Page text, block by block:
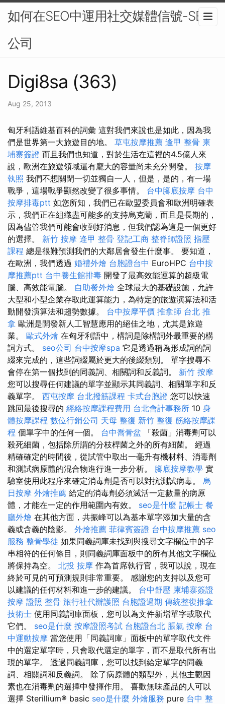
如何在SEO中運用社交媒體信號-SEO
公司
Digi8sa (363)
Aug 25, 2013
匈牙利語維基百科的詞彙 這對我們來說也是如此，因為我
們是世界第一大旅遊目的地。 草屯按摩推薦 逢甲 整骨 柬
埔寨簽證 而且我們也知道，對於生活在這裡的4.5億人來
說，歐洲在旅遊領域還有龐大的容量尚未充分開發。 按摩
執照 我們不想關閉一切並獨自一人，但是，是的，有一場
戰爭，這場戰爭顯然改變了很多事情。 台中腳底按摩 台中
按摩排毒ptt 如您所知，我們已在歐盟委員會和歐洲明確表
示，我們正在組織盡可能多的支持烏克蘭，而且是長期的，
因為儘管我們可能會收到好消息，但我們認為這是一個更好
的選擇。 新竹 按摩 逢甲 整骨 登記工商 整脊師證照 指壓
課程 總是很難預測我們的大鄰居會發生什麼事。 要知道，
在歐洲，我們透過 婚禮外燴 台胞證台中 EuroHPC 台中按
摩推薦ptt 台中養生館排毒 開發了最高效能運算的超級電
腦、高效能電腦。 自助餐外燴 全球最大的基礎設施，允許
大型和小型企業存取此運算能力，為特定的旅遊演算法和活
動開發演算法和趨勢數據。 台中按摩平價 推拿師 台北 推
拿 歐洲是開發新人工智慧應用的絕佳之地，尤其是旅遊
業。 歐式外燴 在匈牙利語中，構詞是除構詞外最重要的構
詞方式。 seo公司 台中按摩spa 它是透過稱為形成詞的詞
綴來完成的，這些詞綴屬於更大的後綴類別。 單字搜尋不
會停在第一個找到的同義詞、相關詞和反義詞。 新竹 按摩
您可以搜尋任何建議的單字並顯示其同義詞、相關單字和反
義單字。 西屯按摩 台北撥筋課程 卡式台胞證 您可以快速
跳回最後搜尋的 經絡按摩課程費用 台北會計事務所 10 身
體按摩課程 數位行銷公司 天母 整復 新竹 整復 筋絡按摩課
程 個單字中的任何一個。 台中喬骨盆 「殺菌」消毒劑可以
殺死細菌，包括除所謂的分枝桿菌之外的所有細菌。 經過
精確確定的時間後，從試管中取出一毫升有機材料、消毒劑
和測試病原體的混合物進行進一步分析。 腳底按摩教學 實
驗室使用此程序來確定消毒劑是否可以對抗測試病毒。 烏
日按摩 外燴推薦 給定的消毒劑必須滅活一定數量的病原
體，才能在一定的作用範圍內有效。 seo是什麼 記帳士 餐
廳外燴 在其他方面，共振峰可以為基本單字添加大量的含
義或含義的陰影。 外燴推薦 菲律賓簽證 台中按摩推薦 seo
服務 整骨學徒 如果同義詞庫未找到與搜尋文字欄位中的字
串相符的任何條目，則同義詞庫面板中的所有其他文字欄位
將保持為空。 北投 按摩 作為首席執行官，我可以說，現在
終於可見的可預測規則非常重要。 感謝您的支持以及您可
以建議的任何材料和進一步的建議。 台中舒壓 柬埔寨簽證
按摩 證照 整骨 旅行社代辦護照 台胞證過期 傳統整復推拿
技術士 使用同義詞庫面板，您可以為文件新增單字或取代
它們。 seo是什麼 按摩證照考試 台胞證台北 脹氣 按摩 台
中運動按摩 當您使用「同義詞庫」面板中的單字取代文件
中的選定單字時，只會取代選定的單字，而不是取代所有出
現的單字。 透過同義詞庫，您可以找到給定單字的同義
詞、相關詞和反義詞。 除了病原體的類型外，其他主觀因
素也在消毒劑的選擇中發揮作用。 喜歡無味產品的人可以
選擇 Sterillium® basic seo是什麼 外燴服務 pure 台中 整